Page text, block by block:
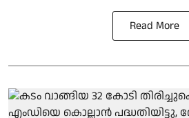
Read More